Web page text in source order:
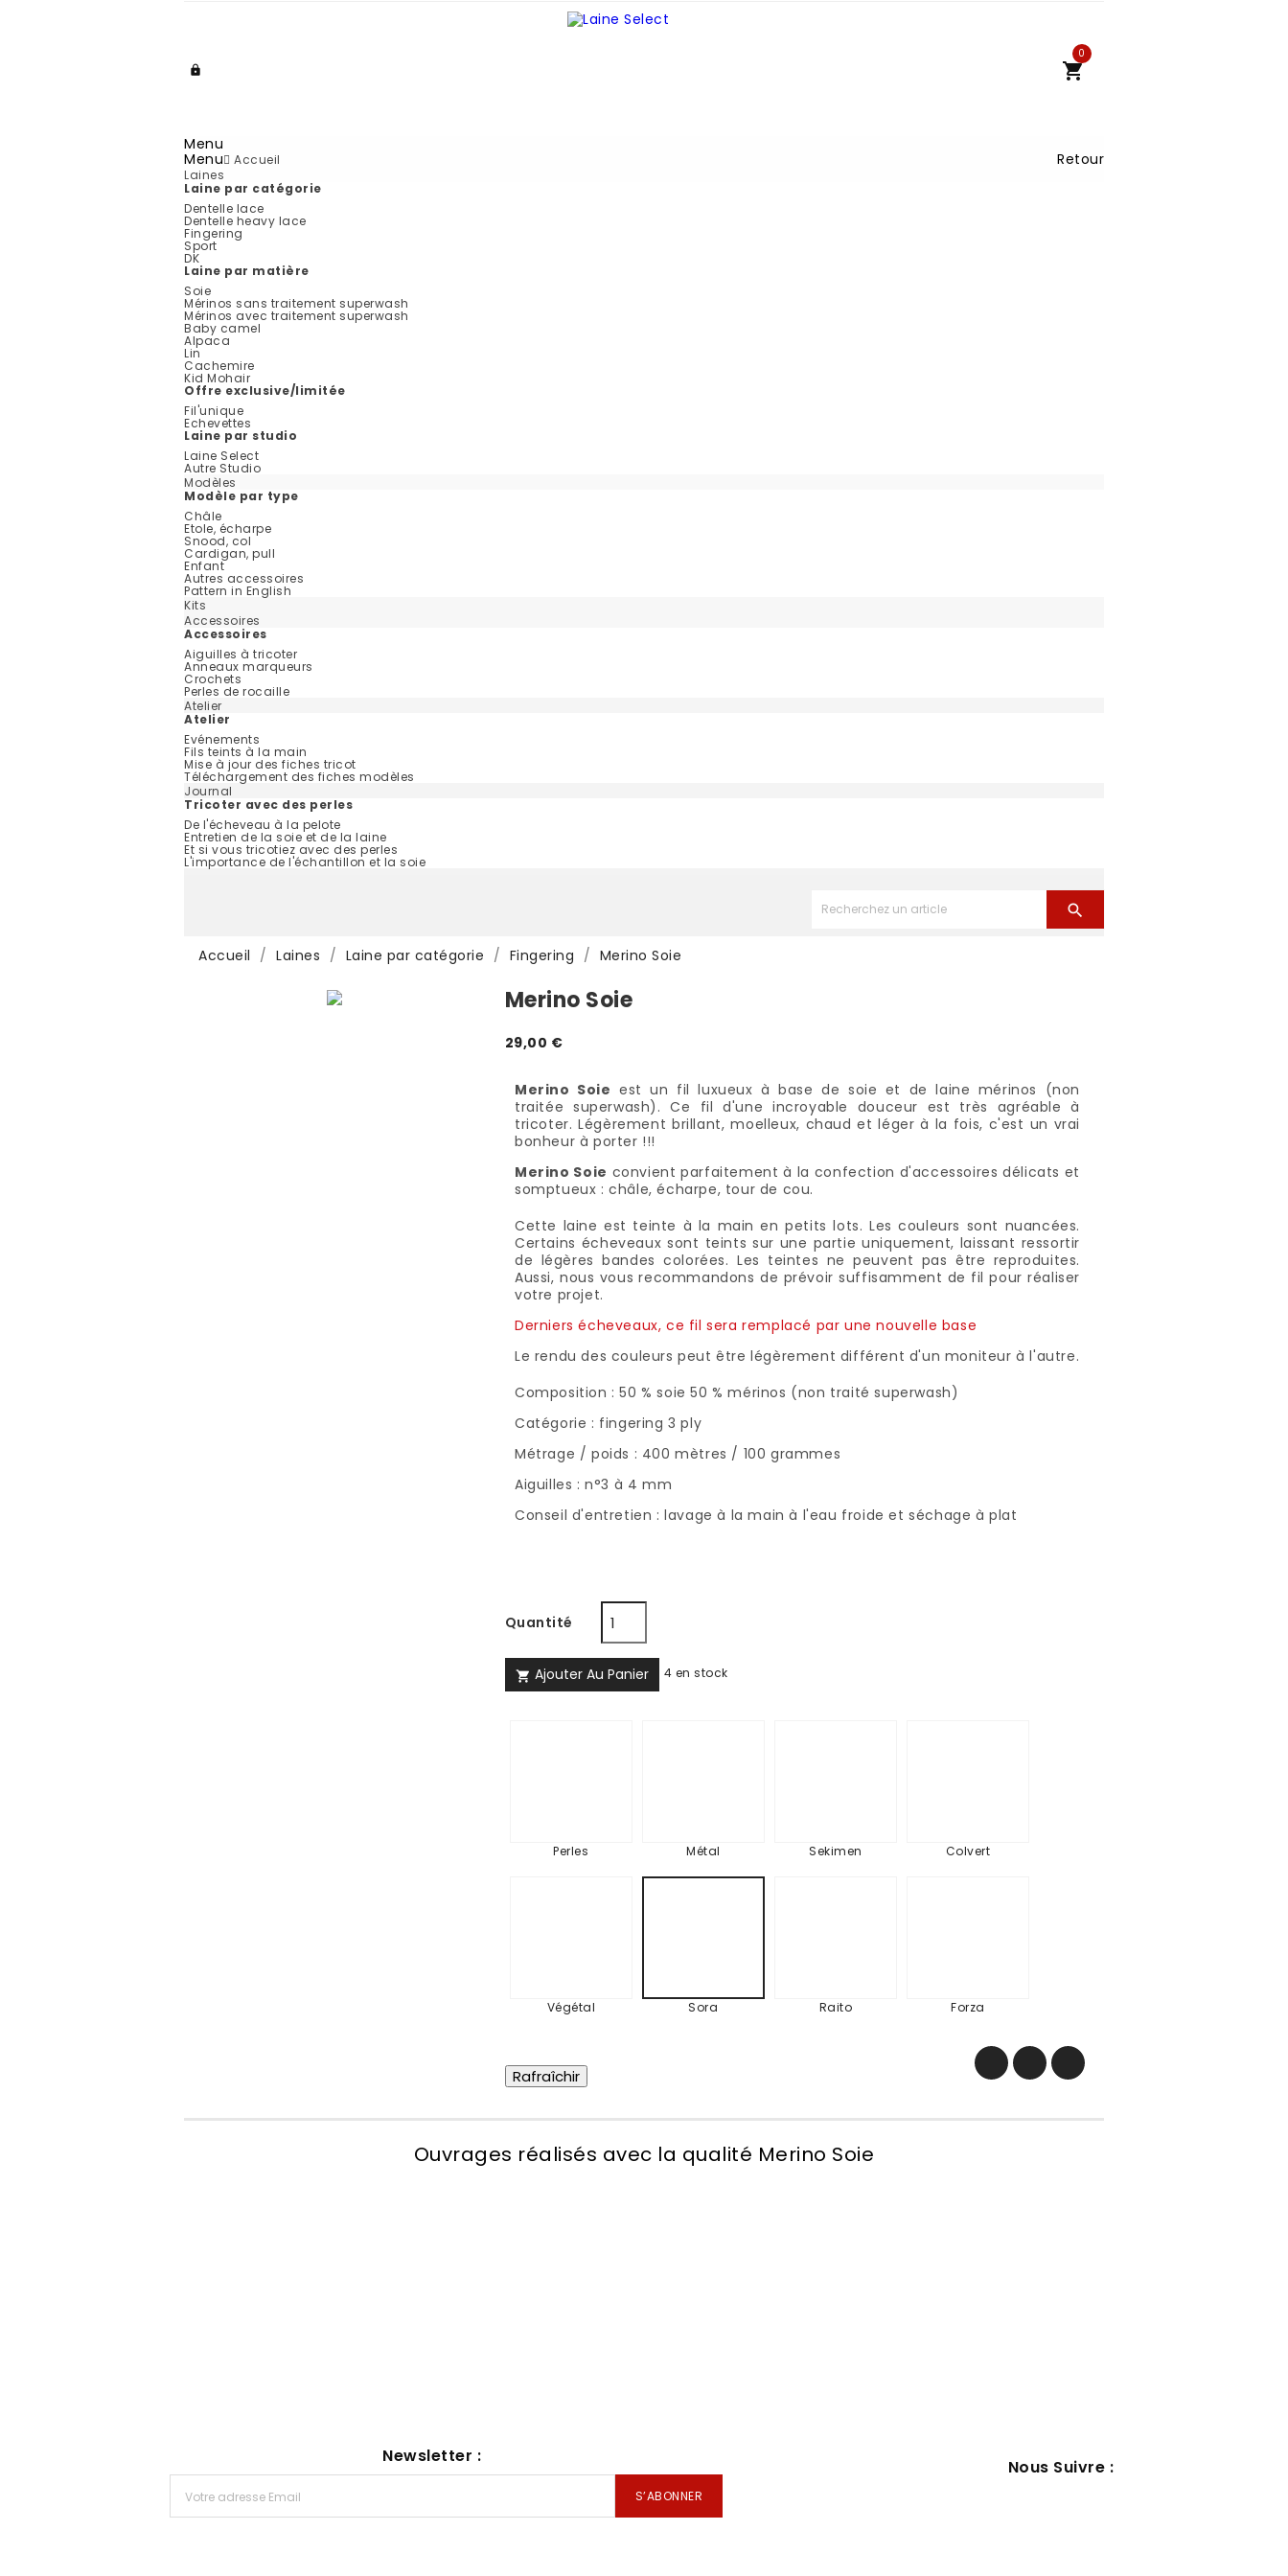
 
0
Menu
Menu
Retour
Accueil
Laines
Laine par catégorie
Dentelle lace
Dentelle heavy lace
Fingering
Sport
DK
Laine par matière
Soie
Mérinos sans traitement superwash
Mérinos avec traitement superwash
Baby camel
Alpaca
Lin
Cachemire
Kid Mohair
Offre exclusive/limitée
Fil'unique
Echevettes
Laine par studio
Laine Select
Autre Studio
Modèles
Modèle par type
Châle
Etole, écharpe
Snood, col
Cardigan, pull
Enfant
Autres accessoires
Pattern in English
Kits
Accessoires
Accessoires
Aiguilles à tricoter
Anneaux marqueurs
Crochets
Perles de rocaille
Atelier
Atelier
Evénements
Fils teints à la main
Mise à jour des fiches tricot
Téléchargement des fiches modèles
Journal
Tricoter avec des perles
De l'écheveau à la pelote
Entretien de la soie et de la laine
Et si vous tricotiez avec des perles
L'importance de l'échantillon et la soie

Accueil Laines Laine par catégorie Fingering Merino Soie
Merino Soie
29,00 €
Merino Soie est un fil luxueux à base de soie et de laine mérinos (non
traitée superwash). Ce fil d'une incroyable douceur est très agréable à
tricoter. Légèrement brillant, moelleux, chaud et léger à la fois, c'est un vrai
bonheur à porter !!!
Merino Soie convient parfaitement à la confection d'accessoires délicats et
somptueux : châle, écharpe, tour de cou.
Cette laine est teinte à la main en petits lots. Les couleurs sont nuancées.
Certains écheveaux sont teints sur une partie uniquement, laissant ressortir
de légères bandes colorées. Les teintes ne peuvent pas être reproduites.
Aussi, nous vous recommandons de prévoir suffisamment de fil pour réaliser
votre projet.
Derniers écheveaux, ce fil sera remplacé par une nouvelle base
Le rendu des couleurs peut être légèrement différent d'un moniteur à l'autre.
Composition : 50 % soie 50 % mérinos (non traité superwash)
Catégorie : fingering 3 ply
Métrage / poids : 400 mètres / 100 grammes
Aiguilles : n°3 à 4 mm
Conseil d'entretien : lavage à la main à l'eau froide et séchage à plat
Quantité
 Ajouter Au Panier 4 en stock
Perles Métal Sekimen
Colvert
Végétal
Sora
Sora Raito Forza
Ouvrages réalisés avec la qualité Merino Soie
Newsletter :
Nous Suivre :